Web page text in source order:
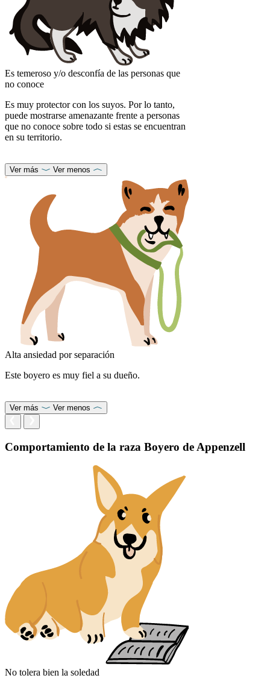
Es temeroso y/o desconfía de las personas que
no conoce
Es muy protector con los suyos. Por lo tanto,
puede mostrarse amenazante frente a personas
que no conoce sobre todo si estas se encuentran
en su territorio.
Ver más Ver menos
Alta ansiedad por separación
Este boyero es muy fiel a su dueño.
Ver más Ver menos
Comportamiento de la raza Boyero de Appenzell
No tolera bien la soledad